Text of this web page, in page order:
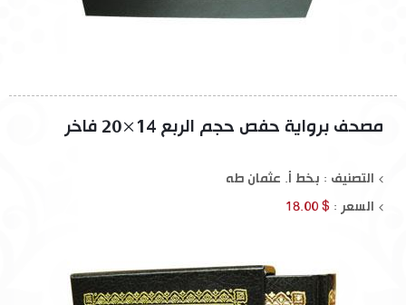
مصحف برواية حفص حجم الربع 14×20 فاخر
التصنيف : بخط أ. عثمان طه
السعر : $ 18.00